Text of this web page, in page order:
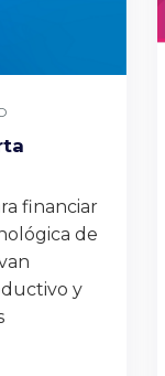
financiar
de
y